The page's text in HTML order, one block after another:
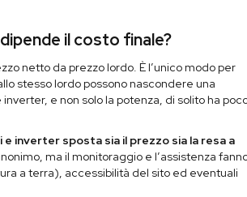
il costo finale?
netto da prezzo lordo. È l’unico modo per
stesso lordo possono nascondere una
e non solo la potenza, di solito ha
e inverter sposta sia il prezzo sia la resa a
ma il monitoraggio e l’assistenza
a terra), accessibilità del sito ed eventuali